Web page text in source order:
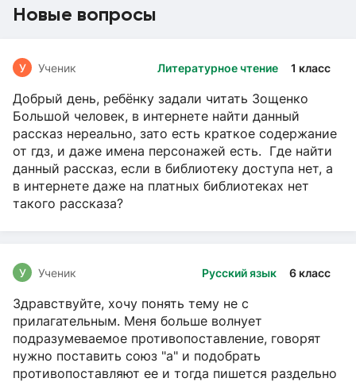
Новые вопросы
Литературное чтение 1 класс
У Ученик
Добрый день, ребёнку задали читать Зощенко
Большой человек, в интернете найти данный
рассказ нереально, зато есть краткое содержание
от гдз, и даже имена персонажей есть. Где найти
данный рассказ, если в библиотеку доступа нет, а
в интернете даже на платных библиотеках нет
такого рассказа?
Русский язык 6 класс
У Ученик
Здравствуйте, хочу понять тему не с
прилагательным. Меня больше волнует
подразумеваемое противопоставление, говорят
нужно поставить союз "а" и подобрать
противопоставляют ее и тогда пишется раздельно